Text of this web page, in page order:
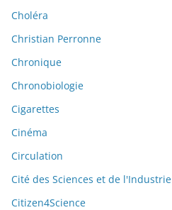
Choléra
Christian Perronne
Chronique
Chronobiologie
Cigarettes
Cinéma
Circulation
Cité des Sciences et de l'Industrie
Citizen4Science